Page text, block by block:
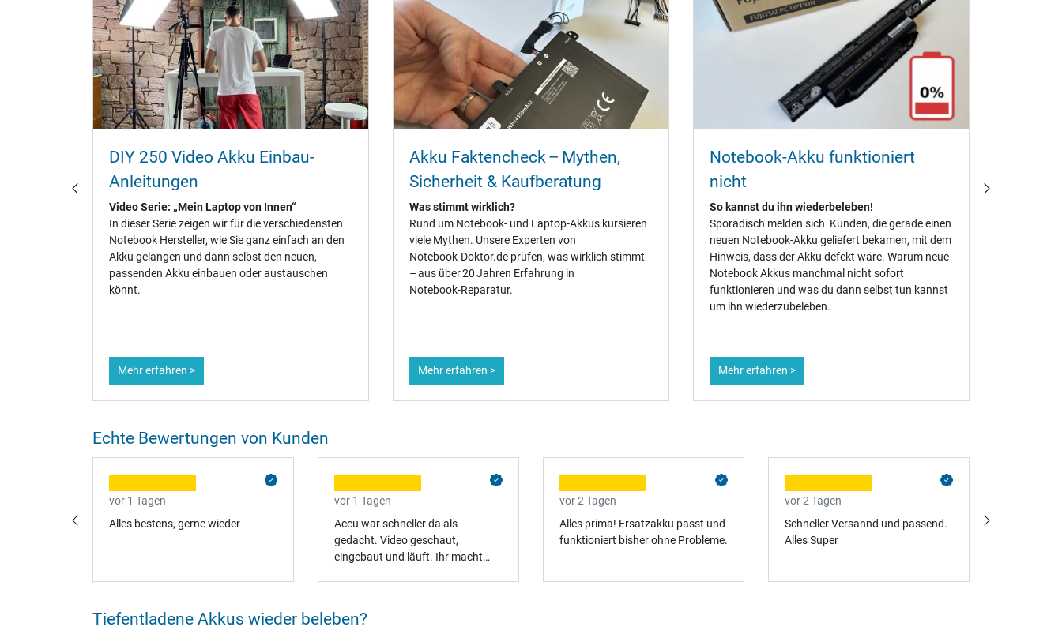
DIY 250 Video Akku Einbau-
Anleitungen
Video Serie: „Mein Laptop von Innen“
In dieser Serie zeigen wir für die verschiedensten
Notebook Hersteller, wie Sie ganz einfach an den
Akku gelangen und dann selbst den neuen,
passenden Akku einbauen oder austauschen
könnt.
Mehr erfahren >
Akku Faktencheck – Mythen,
Sicherheit & Kaufberatung
Was stimmt wirklich?
Rund um Notebook‑ und Laptop‑Akkus kursieren
viele Mythen. Unsere Experten von
Notebook‑Doktor.de prüfen, was wirklich stimmt
– aus über 20 Jahren Erfahrung in
Notebook‑Reparatur.
Mehr erfahren >
Notebook-Akku funktioniert
nicht
So kannst du ihn wiederbeleben!
Sporadisch melden sich Kunden, die gerade einen
neuen Notebook-Akku geliefert bekamen, mit dem
Hinweis, dass der Akku defekt wäre. Warum neue
Notebook Akkus manchmal nicht sofort
funktionieren und was du dann selbst tun kannst
um ihn wiederzubeleben.
Mehr erfahren >
Echte Bewertungen von Kunden
vor 1 Tagen
Alles bestens, gerne wieder
vor 1 Tagen
Accu war schneller da als
gedacht. Video geschaut,
eingebaut und läuft. Ihr macht
vor 2 Tagen
Alles prima! Ersatzakku passt und
funktioniert bisher ohne Probleme.
vor 2 Tagen
Schneller Versannd und passend.
Alles Super
Tiefentladene Akkus wieder beleben?